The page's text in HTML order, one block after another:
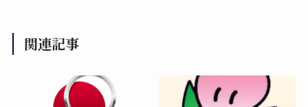
関連記事